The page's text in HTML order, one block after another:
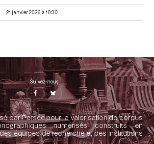
21 janvier 2026 à 10:30
Suivez-nous
par Persée pour la valorisation de corpus
numérisés construits en
équipes de recherche et des institutions